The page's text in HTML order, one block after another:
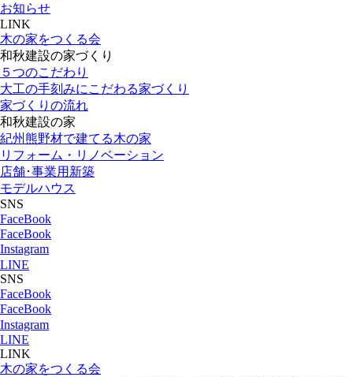
お知らせ
LINK
木の家をつくる会
和秋建設の家づくり
５つのこだわり
大工の手刻みにこだわる家づくり
家づくりの流れ
和秋建設の家
紀州熊野材で建てる木の家
リフォーム・リノベーション
店舗･事業用新築
モデルハウス
SNS
FaceBook
FaceBook
Instagram
LINE
SNS
FaceBook
FaceBook
Instagram
LINE
LINK
木の家をつくる会